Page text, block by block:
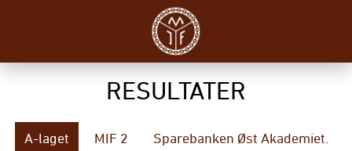
RESULTATER
A-laget MIF 2 Sparebanken Øst Akademiet.